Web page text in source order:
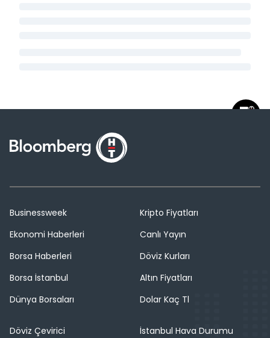
Businessweek
Ekonomi Haberleri
Borsa Haberleri
Borsa İstanbul
Dünya Borsaları
Kripto Fiyatları
Canlı Yayın
Döviz Kurları
Altın Fiyatları
Dolar Kaç Tl
Döviz Çevirici
İstanbul Hava Durumu